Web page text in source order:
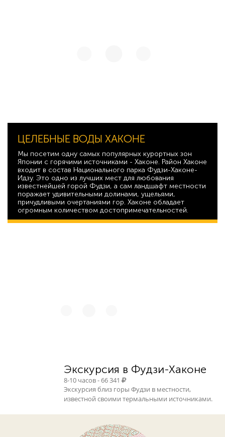
ЦЕЛЕБНЫЕ ВОДЫ ХАКОНЕ
Мы посетим одну самых популярных курортных зон
Японии с горячими источниками - Хаконе. Район Хаконе
входит в состав Национального парка Фудзи-Хаконе-
Идзу. Это одно из лучших мест для любования
известнейшей горой Фудзи, а сам ландшафт местности
поражает удивительными долинами, ущельями,
причудливыми очертаниями гор. Хаконе обладает
огромным количеством достопримечательностей.
Экскурсия в Фудзи-Хаконе
8-10 часов - 66 341
Экскурсия близ горы Фудзи в местности,
известной своими термальными источниками.